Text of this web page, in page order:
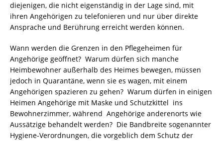
diejenigen, die nicht eigenständig in der Lage sind, mit
ihren Angehörigen zu telefonieren und nur über direkte
Ansprache und Berührung erreicht werden können.
Wann werden die Grenzen in den Pflegeheimen für
Angehörige geöffnet? Warum dürfen sich manche
Heimbewohner außerhalb des Heimes bewegen, müssen
jedoch in Quarantäne, wenn sie es wagen, mit einem
Angehörigen spazieren zu gehen? Warum dürfen in einigen
Heimen Angehörige mit Maske und Schutzkittel ins
Bewohnerzimmer, während Angehörige anderenorts wie
Aussätzige behandelt werden? Die Bandbreite sogenannter
Hygiene-Verordnungen, die vorgeblich dem Schutz der